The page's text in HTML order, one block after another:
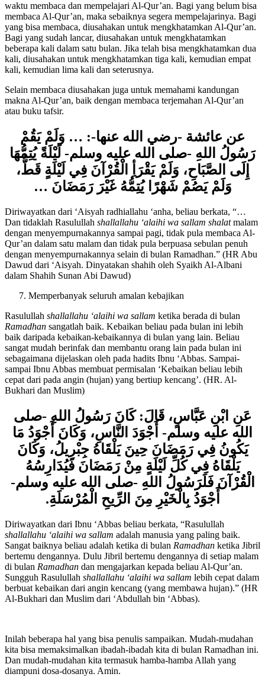
Bulan ini adalah kesempatan yang sangat besar untuk meluangkan
waktu membaca dan mempelajari Al-Qur’an. Bagi yang belum bisa
membaca Al-Qur’an, maka sebaiknya segera mempelajarinya. Bagi
yang bisa membaca, diusahakan untuk mengkhatamkan Al-Qur’an.
Bagi yang sudah lancar, diusahakan untuk mengkhatamkan
beberapa kali dalam satu bulan. Jika telah bisa mengkhatamkan dua
kali, diusahakan untuk mengkhatamkan tiga kali, kemudian empat
Selain membaca diusahakan juga untuk memahami kandungan
makna Al-Qur’an, baik dengan membaca terjemahan Al-Qur’an
عن عائشة -رضي الله عنها-: … وَلَمْ يَقُمْ
رَسُولُ اللهِ -صلى الله عليه وسلم- لَيْلَةً يُتِمُّهَا
إِلَى الصَّبَاحِ، وَلَمْ يَقْرَأِ الْقُرْآنَ فِي لَيْلَةٍ قَطُّ،
وَلَمْ يَصُمْ شَهْرًا يُتِمُّهُ غَيْرَ رَمَضَانَ …
Diriwayatkan dari ‘Aisyah radhiallahu ‘anha, beliau berkata, “…
Dan tidaklah Rasulullahshallallahu ‘alaihi wa sallam shalatmalam
dengan menyempurnakannya sampai pagi, tidak pula membaca Al-
Qur’an dalam satu malam dan tidak pula berpuasa sebulan penuh
dengan menyempurnakannya selain di bulan Ramadhan.” (HR Abu
Dawud dari ‘Aisyah. Dinyatakan shahih oleh Syaikh Al-Albani
Rasulullah shallallahu ‘alaihi wa sallamketika berada di bulan
Ramadhansangatlah baik. Kebaikan beliau pada bulan ini lebih
baik daripada kebaikan-kebaikannya di bulan yang lain. Beliau
sangat mudah berinfak dan membantu orang lain pada bulan ini
sebagaimana dijelaskan oleh pada hadits Ibnu ‘Abbas. Sampai-
sampai Ibnu Abbas membuat permisalan ‘Kebaikan beliau lebih
cepat dari pada angin (hujan) yang bertiup kencang’. (HR. Al-
عَنِ ابْنِ عَبَّاسٍ، قَالَ: كَانَ رَسُولُ اللهِ -صلى
الله عليه وسلم- أَجْوَدَ النَّاسِ، وَكَانَ أَجْوَدُ مَا
يَكُونُ فِي رَمَضَانَ حِينَ يَلْقَاهُ جِبْرِيلُ، وَكَانَ
يَلْقَاهُ فِي كُلِّ لَيْلَةٍ مِنْ رَمَضَانَ فَيُدَارِسُهُ
الْقُرْآنَ فَلَرَسُولُ اللهِ -صلى الله عليه وسلم-
أَجْوَدُ بِالْخَيْرِ مِنَ الرِّيحِ الْمُرْسَلَةِ.
Diriwayatkan dari Ibnu ‘Abbas beliau berkata, “Rasulullah
shallallahu ‘alaihi wa sallam adalah manusia yang paling baik.
Sangat baiknya beliau adalah ketika di bulanRamadhanketika Jibril
bertemu dengannya. Dulu Jibril bertemu dengannya di setiap malam
di bulanRamadhandan mengajarkan kepada beliau Al-Qur’an.
Sungguh Rasulullahshallallahu ‘alaihi wa sallamlebih cepat dalam
berbuat kebaikan dari angin kencang (yang membawa hujan).” (HR
Inilah beberapa hal yang bisa penulis sampaikan. Mudah-mudahan
kita bisa memaksimalkan ibadah-ibadah kita di bulan Ramadhan ini.
Dan mudah-mudahan kita termasuk hamba-hamba Allah yang